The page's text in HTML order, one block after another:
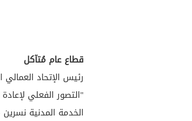
قطاع عام مُتآكل
رئيس الإتحاد العمالي
"التصور الفعلي
الخدمة المدنية